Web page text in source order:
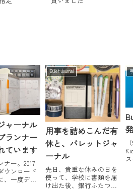
ャーナル
ランナー
ています
ナー。2017
ウンロード
、一度デー
Bullet Journal
用事を詰めこんだ有
休と、バレットジャ
ーナル
先日、貴重な休みの日を
使って、学校に書類を届
け出た後、銀行ふたつ